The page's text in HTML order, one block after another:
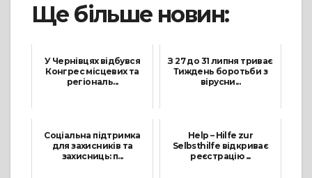
Ще більше новин:
У Чернівцях відбувся
Конгрес місцевих та
регіональ...
З 27 до 31 липня триває
Тиждень боротьби з
вірусни...
Соціальна підтримка
для захисників та
захисниць: п...
Help – Hilfe zur
Selbsthilfe відкриває
реєстрацію ...